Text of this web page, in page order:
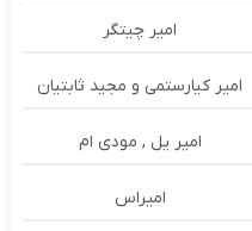
امیر چیتگر
امیر کیارستمی و مجید ثابتیان
امیر یل , مودی ام
امیراس